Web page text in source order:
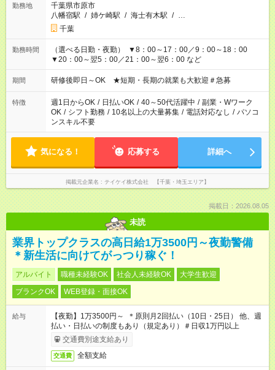
勤務地
千葉県市原市
八幡宿駅 / 姉ケ崎駅 / 海士有木駅 / …
千葉
勤務時間
（選べる日勤・夜勤） ▼8：00～17：00／9：00～18：00
▼20：00～翌5：00／21：00～翌6：00 など
期間 研修後即日～OK ★短期・長期の就業も大歓迎＃急募
特徴 週1日からOK / 日払いOK / 40～50代活躍中 / 副業・Wワーク
OK / シフト勤務 / 10名以上の大量募集 / 電話対応なし / パソコ
ンスキル不要
気になる！ 応募する 詳細へ
掲載元企業名 テイケイ株式会社 【千葉・埼玉エリア】
掲載日：2026.08.05
未読
業界トップクラスの高日給1万3500円～夜勤警備
＊新生活に向けてがっつり稼ぐ！
アルバイト 職種未経験OK 社会人未経験OK
大学生歓迎
ブランクOK
WEB登録・面接OK
給与
【夜勤】1万3500円～ ＊原則月2回払い（10日・25日） 他、週
払い・日払いの制度もあり（規定あり）＃日収1万円以上
交通費別途支給あり
交通費 全額支給